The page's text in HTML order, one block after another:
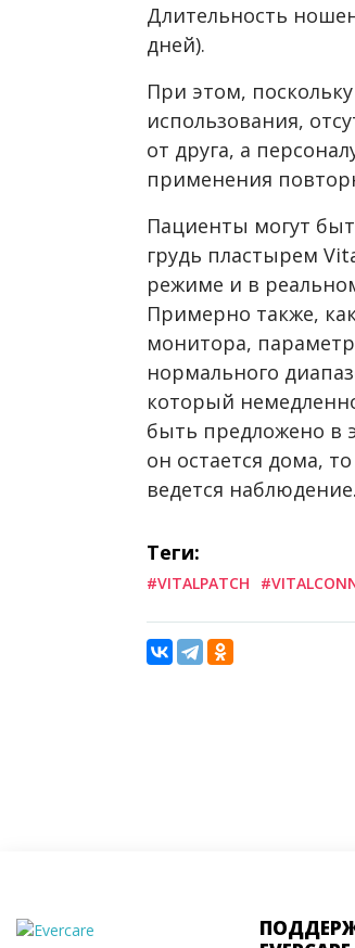
Длительность
дней).
При этом,
использования,
от друга, а
применения
Пациенты могут
грудь пластырем
режиме и в
Примерно также,
монитора,
нормального
который
быть предложено в
он остается дома,
ведется наблюдение.
Теги:
#VITALPATCH